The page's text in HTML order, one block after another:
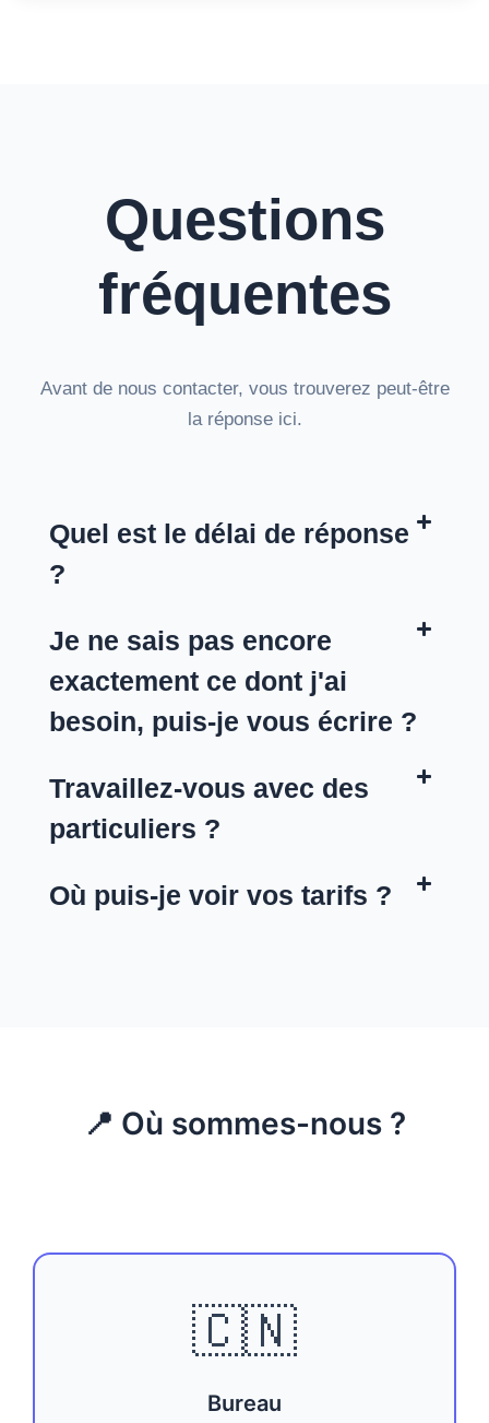
Questions
fréquentes
Avant de nous contacter, vous trouverez peut-être
la réponse ici.
Quel est le délai de réponse
?
Je ne sais pas encore
exactement ce dont j'ai
besoin, puis-je vous écrire ?
Travaillez-vous avec des
particuliers ?
Où puis-je voir vos tarifs ?
📍 Où sommes-nous ?
🇨🇳
Bureau